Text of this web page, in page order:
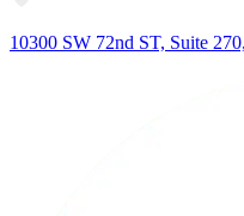
10300 SW 72nd ST, Suite